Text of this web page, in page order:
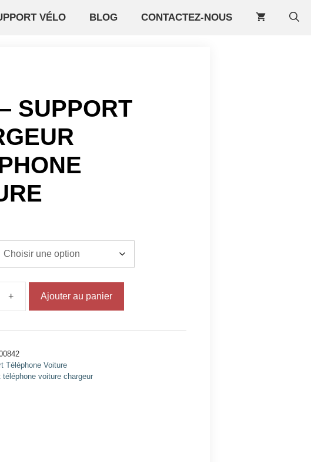
VÉLO BLOG CONTACTEZ-NOUS
SUPPORT
+ Ajouter au panier
Téléphone Voiture
téléphone voiture chargeur